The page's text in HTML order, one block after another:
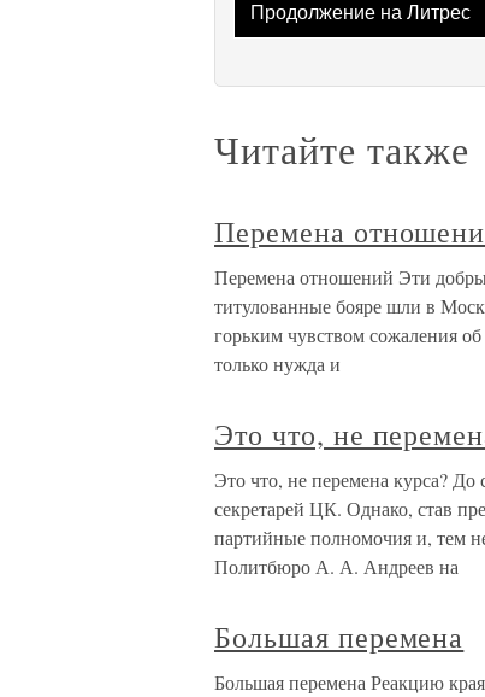
Продолжение на Литрес
Читайте также
Перемена
Перемена отношений Эти
титулованные бояре шли в
горьким чувством сожаления
только нужда и
Это что, не
Это что, не перемена курса?
секретарей ЦК. Однако, став
партийные полномочия и, тем
Политбюро А. А. Андреев на
Большая перемена
Большая перемена Реакцию